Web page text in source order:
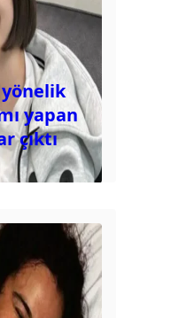
yönelik
yapan
çıktı